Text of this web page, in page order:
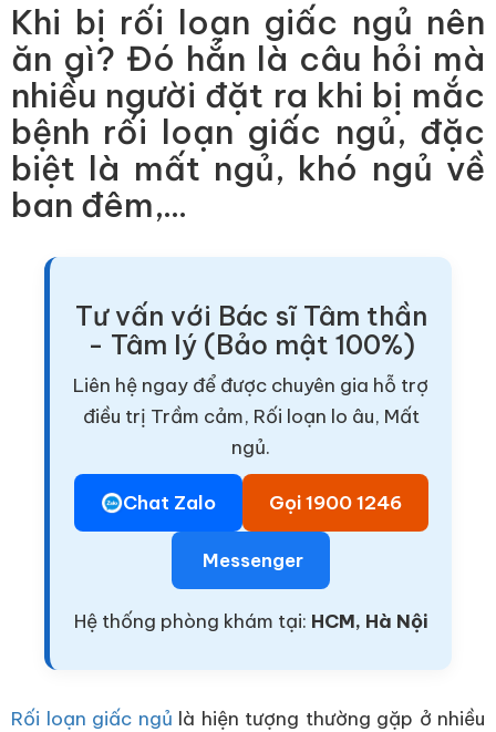
Khi bị rối loạn giấc ngủ nên
ăn gì? Đó hẳn là câu hỏi mà
nhiều người đặt ra khi bị mắc
bệnh rối loạn giấc ngủ, đặc
biệt là mất ngủ, khó ngủ về
ban đêm,...
Tư vấn với Bác sĩ Tâm thần
- Tâm lý (Bảo mật 100%)
Liên hệ ngay để được chuyên gia hỗ trợ
điều trị Trầm cảm, Rối loạn lo âu, Mất
ngủ.
Chat Zalo Gọi 1900 1246
Messenger
Hệ thống phòng khám tại: HCM, Hà Nội
Rối loạn giấc ngủ là hiện tượng thường gặp ở nhiều